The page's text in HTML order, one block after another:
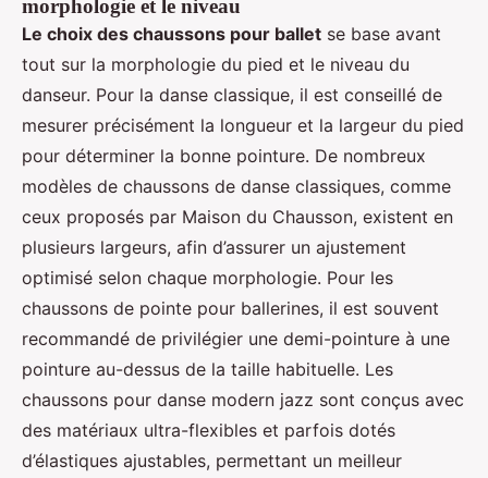
morphologie et le niveau
Le choix des chaussons pour ballet se base avant
tout sur la morphologie du pied et le niveau du
danseur. Pour la danse classique, il est conseillé de
mesurer précisément la longueur et la largeur du pied
pour déterminer la bonne pointure. De nombreux
modèles de chaussons de danse classiques, comme
ceux proposés par Maison du Chausson, existent en
plusieurs largeurs, afin d’assurer un ajustement
optimisé selon chaque morphologie. Pour les
chaussons de pointe pour ballerines, il est souvent
recommandé de privilégier une demi-pointure à une
pointure au-dessus de la taille habituelle. Les
chaussons pour danse modern jazz sont conçus avec
des matériaux ultra-flexibles et parfois dotés
d’élastiques ajustables, permettant un meilleur